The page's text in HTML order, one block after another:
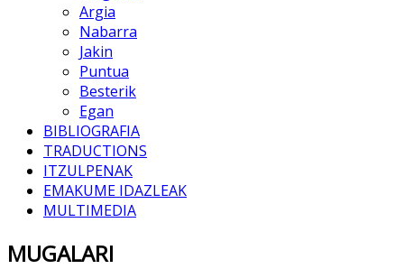
Argia
Nabarra
Jakin
Puntua
Besterik
Egan
BIBLIOGRAFIA
TRADUCTIONS
ITZULPENAK
EMAKUME IDAZLEAK
MULTIMEDIA
MUGALARI